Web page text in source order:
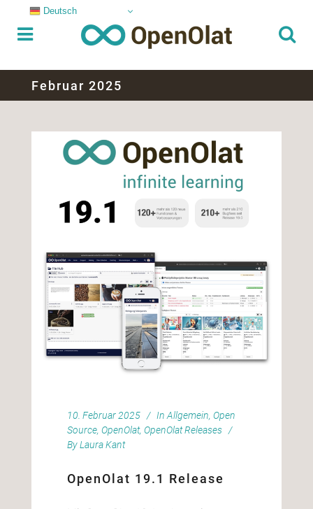
Februar 2025
10. Februar 2025 In Allgemein, Open
Source, OpenOlat, OpenOlat Releases
By Laura Kant
OpenOlat 19.1 Release
Deutsch